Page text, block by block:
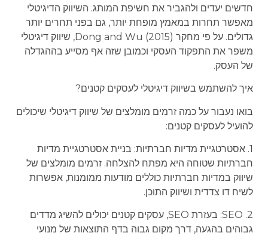
חדשים יעדים ולהגביר את חשיפת המותג. השיווק הדיגיטלי
מאפשר תחרות במאמץ מופחת יותר, גם בפני תחרים יותר
גדולים. על פי מחקר Dong and Wu (2015), שיווק דיגיטלי
משפר את התפקוד העסקי וכמובן שזה אף מסייע בההגדלה
של העסק.
איך להשתמש בשיווק דיגיטלי לעסקים קטנים?
בואו נעבור על כמה זרמים מומלצים של שיווק דיגיטלי שיכולים
להועיל לעסקים קטנים:
1. אסטרטגיית מדיות חברתיות: בניית אסטרטגיית מדיות
חברתיות שטוחה היא מפתח להצלחה. זרמים מומלצים של
שיווק במדיות חברתיות כוללים מודעות ממומנות, אפשרות
לשיח דו צדדית ושיווק התוכן.
2. SEO: בעזרת SEO, עסקים קטנים יכולים להשיג מדדים
גבוהים בהגעה, דרך מקום גבוה בדף התוצאות של מנועי